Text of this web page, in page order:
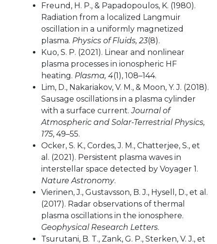
Freund, H. P., & Papadopoulos, K. (1980).
Radiation from a localized Langmuir
oscillation in a uniformly magnetized
plasma. Physics of Fluids, 23(8).
Kuo, S. P. (2021). Linear and nonlinear
plasma processes in ionospheric HF
heating. Plasma, 4(1), 108–144.
Lim, D., Nakariakov, V. M., & Moon, Y. J. (2018).
Sausage oscillations in a plasma cylinder
with a surface current.Journal of
Atmospheric and Solar-Terrestrial Physics,
175, 49–55.
Ocker, S. K., Cordes, J. M., Chatterjee, S., et
al. (2021). Persistent plasma waves in
interstellar space detected by Voyager 1.
Nature Astronomy.
Vierinen, J., Gustavsson, B. J., Hysell, D., et al.
(2017). Radar observations of thermal
plasma oscillations in the ionosphere.
Geophysical Research Letters.
Tsurutani, B. T., Zank, G. P., Sterken, V. J., et